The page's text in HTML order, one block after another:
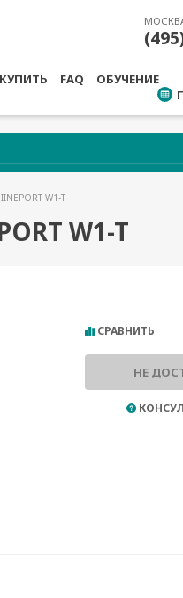
FAQ
ОБУЧЕНИЕ
W1-T
W1-T
СРАВНИТЬ
НЕ